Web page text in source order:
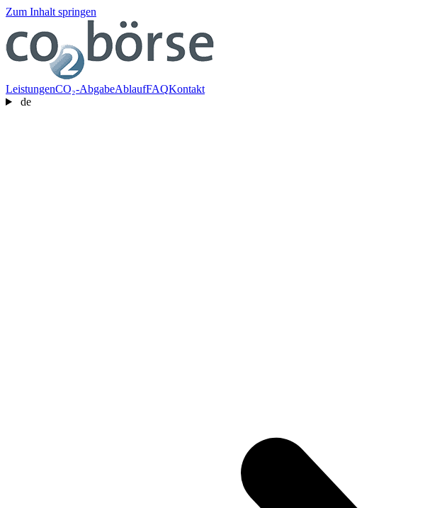
Zum Inhalt springen
LeistungenCO₂-AbgabeAblaufFAQKontakt
de